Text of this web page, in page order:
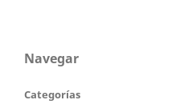
Navegar
Categorías